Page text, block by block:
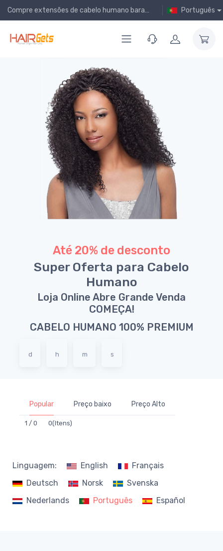
Compre extensões de cabelo humano baratas online! Português
Até 20% de desconto
Super Oferta para Cabelo
Humano
Loja Online Abre Grande Venda
COMEÇA!
CABELO HUMANO 100% PREMIUM
d h m s
Popular Preço baixo Preço Alto
1 / 0 0(Itens)
Linguagem: English
Français
Deutsch
Norsk
Svenska
Nederlands
Português Español